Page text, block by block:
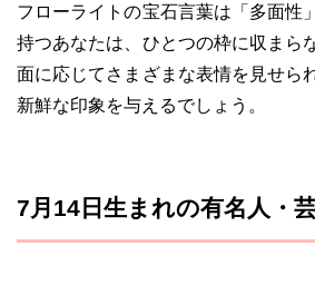
フローライトの宝石言葉は「多面性
持つあなたは、ひとつの枠に収まら
面に応じてさまざまな表情を見せら
新鮮な印象を与えるでしょう。
7月14日生まれの有名人・